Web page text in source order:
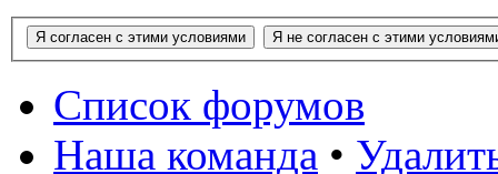
Список форумов
Наша команда •